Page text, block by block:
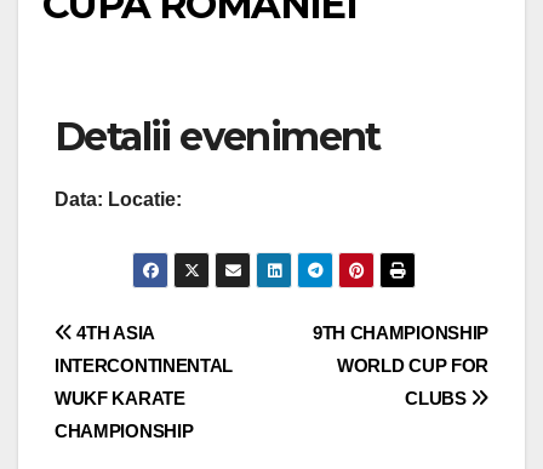
Detalii eveniment
Data: Locatie:
Navigare
în
articole
9TH CHAMPIONSHIP
WORLD CUP FOR
CLUBS
4TH ASIA
INTERCONTINENTAL
WUKF KARATE
CHAMPIONSHIP